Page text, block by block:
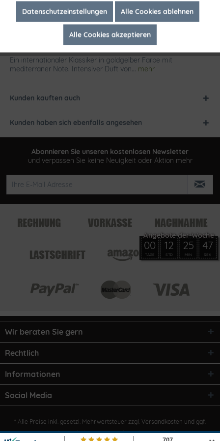
Ein internationaler Klassiker in goldgelber Farbe mit
mediterraner Note. Intensiver Duft von... mehr
Kunden kauften auch
Kunden haben sich ebenfalls angesehen
Abonnieren Sie unseren kostenlosen Newsletter
und verpassen Sie keine Neuigkeit oder Aktion mehr
Wir beraten Sie gern
Rechtlich
Informationen
Social Media
* Alle Preise inkl. gesetzl. Mehrwertsteuer zzgl. Versandkosten und ggf.
Nachnahmegebühren, wenn nicht anders beschrieben
Marketing Inaktiv
Datenschutzeinstellungen Alle Cookies ablehnen
Alle Cookies akzeptieren
00
TAGE
12
STD
25
MIN
47
SEK